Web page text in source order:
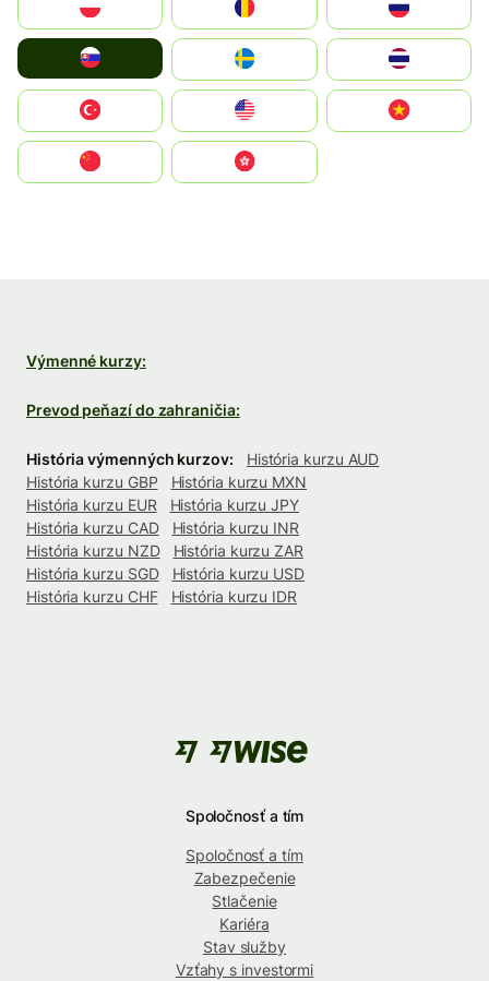
United States
中國香港特別行政區
Výmenné kurzy:
Prevod peňazí do zahraničia:
História výmenných kurzov:
História kurzu AUD
História kurzu GBP
História kurzu MXN
História kurzu EUR
História kurzu JPY
História kurzu CAD
História kurzu INR
História kurzu NZD
História kurzu ZAR
História kurzu SGD
História kurzu USD
História kurzu CHF
História kurzu IDR
Spoločnosť a tím
Spoločnosť a tím
Zabezpečenie
Stlačenie
Kariéra
Stav služby
Vzťahy s investormi